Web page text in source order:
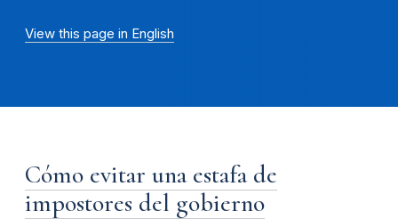
View this page in English
Cómo evitar una estafa de
impostores del gobierno